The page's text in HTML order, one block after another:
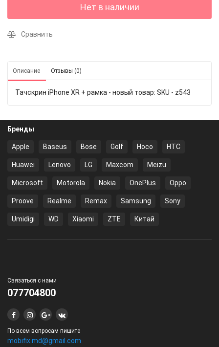
Нет в наличии
Сравнить
Описание Отзывы (0)
Тачскрин iPhone XR + рамка - новый товар: SKU - z543
Бренды
Apple Baseus Bose Golf Hoco HTC
Huawei Lenovo LG Maxcom Meizu
Microsoft Motorola Nokia OnePlus Oppo
Proove Realme Remax Samsung Sony
Umidigi WD Xiaomi ZTE Китай
Связаться с нами
077704800
По всем вопросам пишите
mobifix.md@gmail.com